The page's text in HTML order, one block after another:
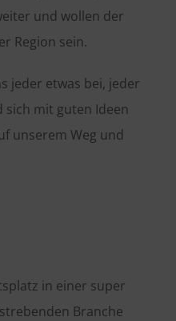
und wollen der
Region sein.
jeder etwas bei, jeder
sich mit guten Ideen
unserem Weg und
in einer super
Branche